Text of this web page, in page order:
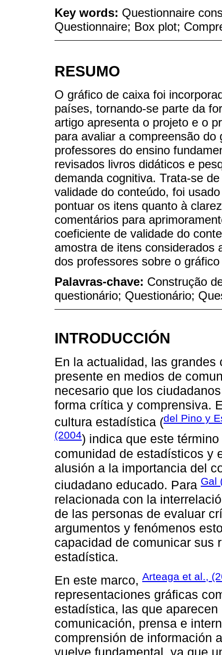
Key words: Questionnaire
Questionnaire; Box plot;
RESUMO
O gráfico de caixa foi
países, tornando-se parte da
artigo apresenta o projeto e o
para avaliar a compreensão
professores do ensino
revisados livros didáticos e
demanda cognitiva. Trata-se
validade do conteúdo, foi
pontuar os itens quanto à
comentários para
coeficiente de validade do
amostra de itens considerados
dos professores sobre o
Palavras-chave: Construção
questionário; Questionário;
INTRODUCCIÓN
En la actualidad, las
presente en medios de
necesario que los
forma crítica y comprensiva.
cultura estadística (del Pino y
(2004) indica que este
comunidad de estadísticos y
alusión a la importancia del
ciudadano educado. Para Gal
relacionada con la
de las personas de evaluar
argumentos y fenómenos
capacidad de comunicar sus
estadística.
En este marco, Arteaga et al.,
representaciones gráficas
estadística, las que
comunicación, prensa e
comprensión de información